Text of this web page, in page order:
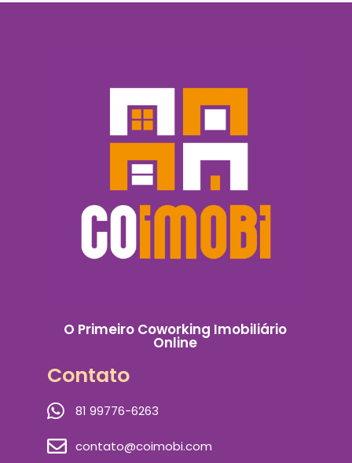
O Primeiro Coworking Imobiliário
Online
Contato
81 99776-6263
contato@coimobi.com